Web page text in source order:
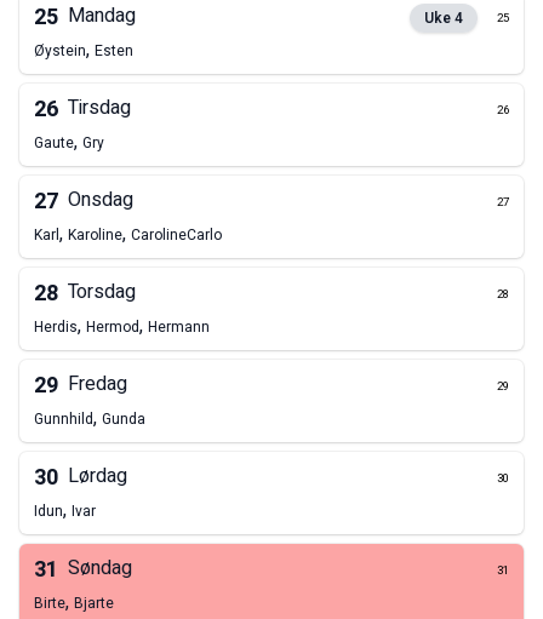
25 Mandag Uke4 25
Øystein, Esten
26 Tirsdag 26
Gaute, Gry
27 Onsdag 27
Karl, Karoline, CarolineCarlo
28 Torsdag 28
Herdis, Hermod, Hermann
29 Fredag 29
Gunnhild, Gunda
30 Lørdag 30
Idun, Ivar
31 Søndag 31
Birte, Bjarte